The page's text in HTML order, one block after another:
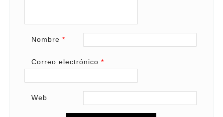
Nombre *
Correo electrónico *
Web